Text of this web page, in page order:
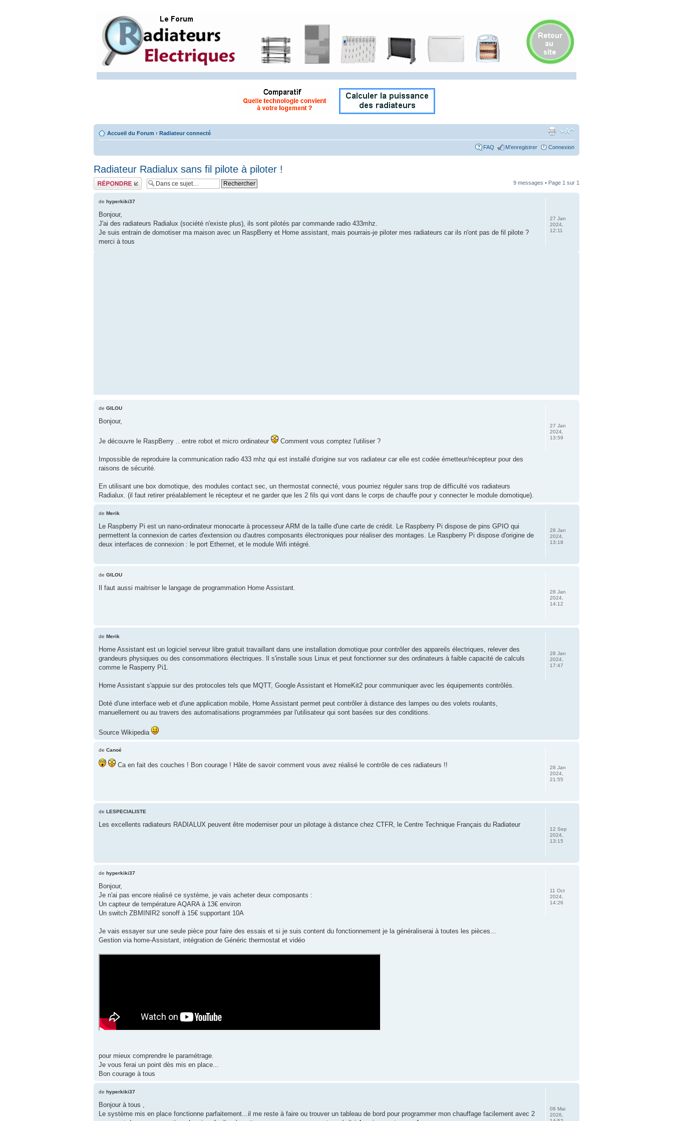
Accueil du Forum ‹ Radiateur connecté
FAQ M’enregistrer Connexion
Radiateur Radialux sans fil pilote à piloter !
Répondre 9 messages • Page 1 sur 1
de hyperkiki37
Bonjour,
J'ai des radiateurs Radialux (société n'existe plus), ils sont pilotés par commande radio 433mhz.
Je suis entrain de domotiser ma maison avec un RaspBerry et Home assistant, mais pourrais-je piloter mes radiateurs car ils n'ont pas de fil pilote ?
merci à tous
27 Jan
2024,
12:11
de GILOU
Bonjour,
Je découvre le RaspBerry .. entre robot et micro ordinateur Comment vous comptez l'utiliser ?
Impossible de reproduire la communication radio 433 mhz qui est installé d'origine sur vos radiateur car elle est codée émetteur/récepteur pour des
raisons de sécurité.
En utilisant une box domotique, des modules contact sec, un thermostat connecté, vous pourriez réguler sans trop de difficulté vos radiateurs
Radialux. (il faut retirer préalablement le récepteur et ne garder que les 2 fils qui vont dans le corps de chauffe pour y connecter le module domotique).
27 Jan
2024,
13:59
de Merik
Le Raspberry Pi est un nano-ordinateur monocarte à processeur ARM de la taille d'une carte de crédit. Le Raspberry Pi dispose de pins GPIO qui
permettent la connexion de cartes d'extension ou d'autres composants électroniques pour réaliser des montages. Le Raspberry Pi dispose d'origine de
deux interfaces de connexion : le port Ethernet, et le module Wifi intégré.
28 Jan
2024,
13:18
de GILOU
Il faut aussi maitriser le langage de programmation Home Assistant.
28 Jan
2024,
14:12
de Merik
Home Assistant est un logiciel serveur libre gratuit travaillant dans une installation domotique pour contrôler des appareils électriques, relever des
grandeurs physiques ou des consommations électriques. Il s'installe sous Linux et peut fonctionner sur des ordinateurs à faible capacité de calculs
comme le Rasperry Pi1.
Home Assistant s'appuie sur des protocoles tels que MQTT, Google Assistant et HomeKit2 pour communiquer avec les équipements contrôlés.
Doté d'une interface web et d'une application mobile, Home Assistant permet peut contrôler à distance des lampes ou des volets roulants,
manuellement ou au travers des automatisations programmées par l'utilisateur qui sont basées sur des conditions.
Source Wikipedia
28 Jan
2024,
17:47
de Canoé
Ca en fait des couches ! Bon courage ! Hâte de savoir comment vous avez réalisé le contrôle de ces radiateurs !!
28 Jan
2024,
21:55
de LESPECIALISTE
Les excellents radiateurs RADIALUX peuvent être moderniser pour un pilotage à distance chez CTFR, le Centre Technique Français du Radiateur
12 Sep
2024,
13:15
de hyperkiki37
Bonjour,
Je n'ai pas encore réalisé ce système, je vais acheter deux composants :
Un capteur de température AQARA à 13€ environ
Un switch ZBMINIR2 sonoff à 15€ supportant 10A
Je vais essayer sur une seule pièce pour faire des essais et si je suis content du fonctionnement je la généraliserai à toutes les pièces...
Gestion via home-Assistant, intégration de Généric thermostat et vidéo
pour mieux comprendre le paramétrage.
Je vous ferai un point dès mis en place...
Bon courage à tous
11 Oct
2024,
14:26
de hyperkiki37
Bonjour à tous ,
Le système mis en place fonctionne parfaitement...il me reste à faire ou trouver un tableau de bord pour programmer mon chauffage facilement avec 2
08 Mai
2026,